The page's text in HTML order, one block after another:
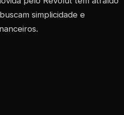
simplicidade e